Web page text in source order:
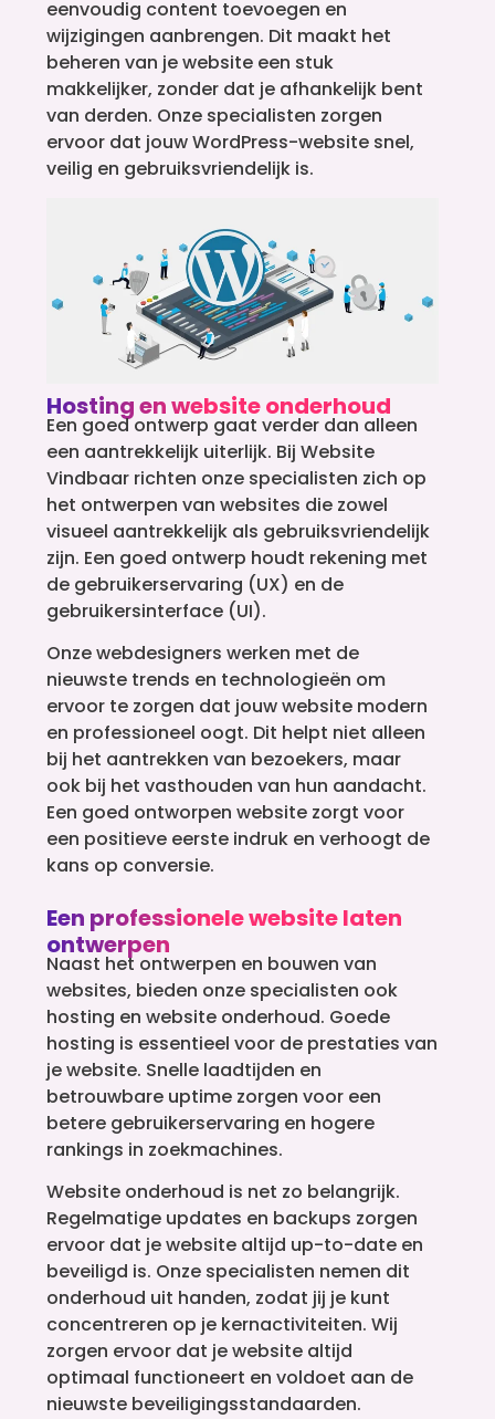
eenvoudig content toevoegen en
wijzigingen aanbrengen. Dit maakt het
beheren van je website een stuk
makkelijker, zonder dat je afhankelijk bent
van derden. Onze specialisten zorgen
ervoor dat jouw WordPress-website snel,
veilig en gebruiksvriendelijk is.
Hosting en website onderhoud
Een goed ontwerp gaat verder dan alleen
een aantrekkelijk uiterlijk. Bij Website
Vindbaar richten onze specialisten zich op
het ontwerpen van websites die zowel
visueel aantrekkelijk als gebruiksvriendelijk
zijn. Een goed ontwerp houdt rekening met
de gebruikerservaring (UX) en de
gebruikersinterface (UI).
Onze webdesigners werken met de
nieuwste trends en technologieën om
ervoor te zorgen dat jouw website modern
en professioneel oogt. Dit helpt niet alleen
bij het aantrekken van bezoekers, maar
ook bij het vasthouden van hun aandacht.
Een goed ontworpen website zorgt voor
een positieve eerste indruk en verhoogt de
kans op conversie.
Een professionele website laten
ontwerpen
Naast het ontwerpen en bouwen van
websites, bieden onze specialisten ook
hosting en website onderhoud. Goede
hosting is essentieel voor de prestaties van
je website. Snelle laadtijden en
betrouwbare uptime zorgen voor een
betere gebruikerservaring en hogere
rankings in zoekmachines.
Website onderhoud is net zo belangrijk.
Regelmatige updates en backups zorgen
ervoor dat je website altijd up-to-date en
beveiligd is. Onze specialisten nemen dit
onderhoud uit handen, zodat jij je kunt
concentreren op je kernactiviteiten. Wij
zorgen ervoor dat je website altijd
optimaal functioneert en voldoet aan de
nieuwste beveiligingsstandaarden.